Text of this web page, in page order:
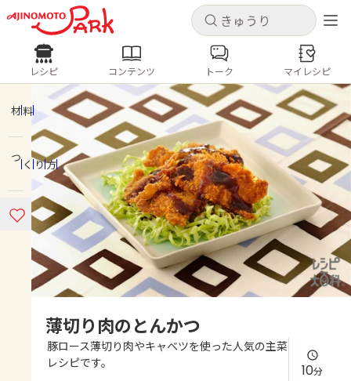
キャンセル
ログインするとレシピを保存できます
ログイン 新規登録
ホーム
コンテンツ
レシピ
よくあるお問い合わせ
キャンセル
レシピ コンテンツ
人気の食材・レシピ
きゅうり なす トマト
とうもろこし
ピーマン
みょうが ゴーヤ
レシピ コンテンツ トーク マイレシピ
材料
つくり方
薄切り肉のとんかつ
豚ロース薄切り肉やキャベツを使った人気の主菜
レシピです。
10分